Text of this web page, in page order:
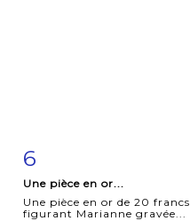
détaillée
6
Une pièce en or...
Une pièce en or de 20 francs
figurant Marianne gravée...